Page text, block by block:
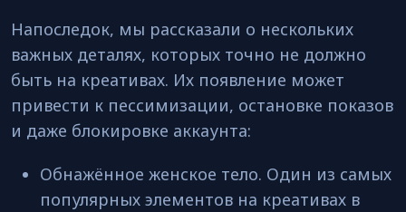
Напоследок, мы рассказали о нескольких
важных деталях, которых точно не должно
быть на креативах. Их появление может
привести к пессимизации, остановке показов
и даже блокировке аккаунта:
Обнажённое женское тело. Один из самых
популярных элементов на креативах в